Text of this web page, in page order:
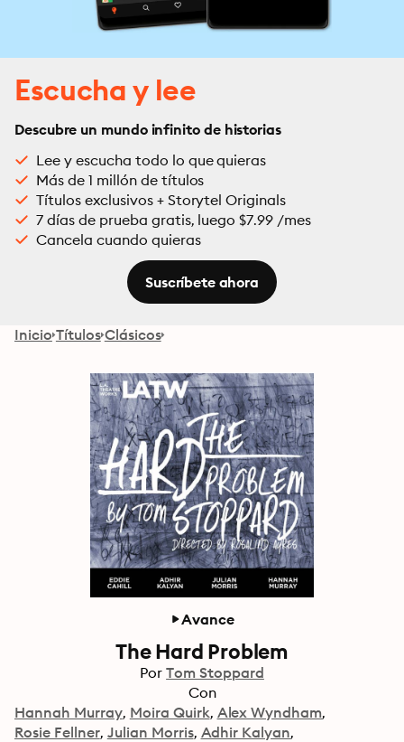
Escucha y lee
Descubre un mundo infinito de historias
Lee y escucha todo lo que quieras
Más de 1 millón de títulos
Títulos exclusivos + Storytel Originals
7 días de prueba gratis, luego $7.99 /mes
Cancela cuando quieras
Suscríbete ahora
Inicio Títulos Clásicos
Avance
The Hard Problem
Por Tom Stoppard
Con
Hannah Murray Moira Quirk Alex Wyndham
Rosie Fellner Julian Morris Adhir Kalyan